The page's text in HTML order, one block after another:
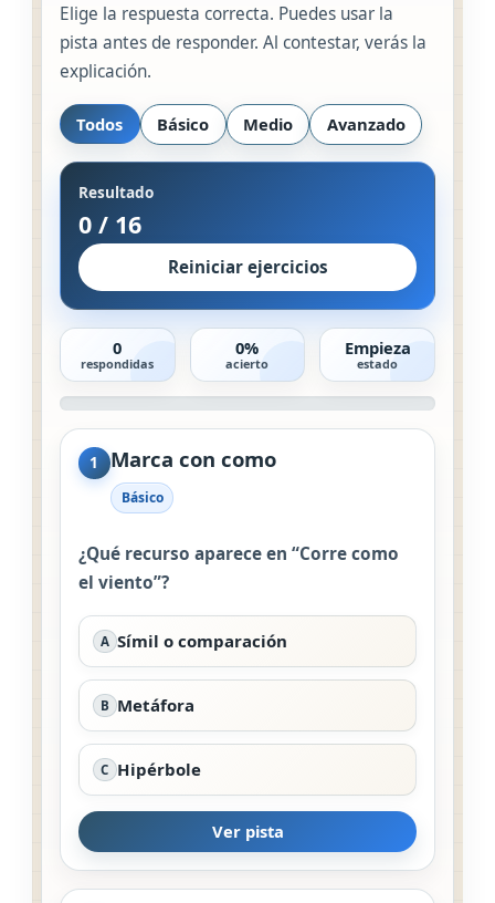
Elige la respuesta correcta. Puedes usar la
pista antes de responder. Al contestar, verás la
explicación.
Todos Básico Medio Avanzado
Resultado
0 / 16
Reiniciar ejercicios
0
respondidas
0%
acierto
Empieza
estado
1 Marca con como
Básico
¿Qué recurso aparece en “Corre como
el viento”?
A Símil o comparación
B Metáfora
C Hipérbole
Ver pista